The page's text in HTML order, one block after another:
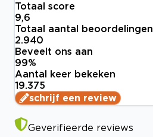
Totaal score
9,6
Totaal aantal beoordelingen
2.940
Beveelt ons aan
99%
Aantal keer bekeken
19.375
schrijf een review
Geverifieerde reviews